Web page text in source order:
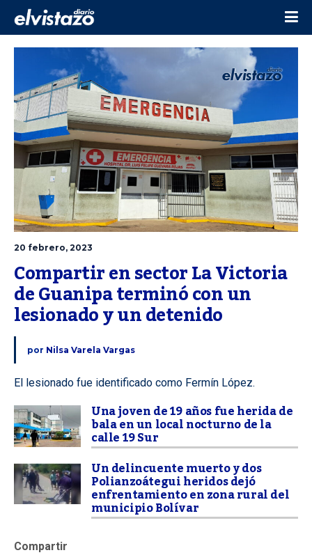
20 febrero, 2023
Compartir en sector La Victoria
de Guanipa terminó con un
lesionado y un detenido
por Nilsa Varela Vargas
El lesionado fue identificado como Fermín López.
Una joven de 19 años fue herida de
bala en un local nocturno de la
calle 19 Sur
Un delincuente muerto y dos
Polianzoátegui heridos dejó
enfrentamiento en zona rural del
municipio Bolívar
Compartir